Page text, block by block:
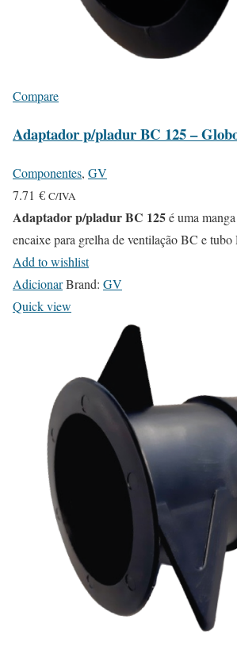
Compare
Adaptador p/pladur BC 125 –
Componentes, GV
7.71 € C/IVA
Adaptador p/pladur BC 125é uma
encaixe para grelha de ventilação BC e tubo
Add to wishlist
AdicionarBrand: GV
Quick view